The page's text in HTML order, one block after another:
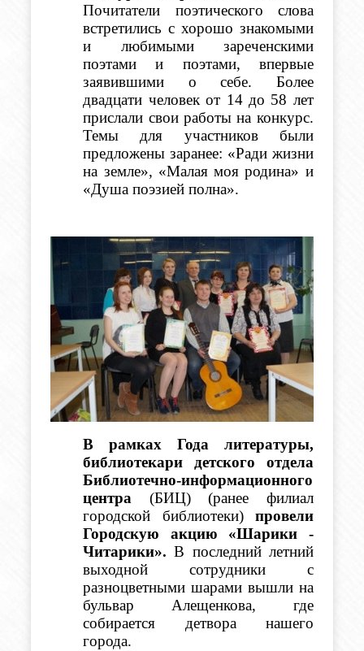
Почитатели поэтического слова
встретились с хорошо знакомыми
и любимыми зареченскими
поэтами и поэтами, впервые
заявившими о себе. Более
двадцати человек от 14 до 58 лет
прислали свои работы на конкурс.
Темы для участников были
предложены заранее: «Ради жизни
на земле», «Малая моя родина» и
«Душа поэзией полна».
В рамках Года литературы,
библиотекари детского отдела
Библиотечно-информационного
центра (БИЦ) (ранее филиал
городской библиотеки) провели
Городскую акцию «Шарики -
Читарики». В последний летний
выходной сотрудники с
разноцветными шарами вышли на
бульвар Алещенкова, где
собирается детвора нашего
города.